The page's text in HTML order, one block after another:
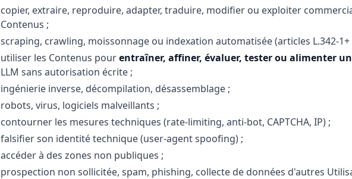
copier, extraire, reproduire, adapter, traduire, modifier ou exploiter
Contenus ;
scraping, crawling, moissonnage ou indexation automatisée (articles L.342-1+
utiliser les Contenus pourentraîner, affiner, évaluer, tester ou alimenter
LLM sans autorisation écrite ;
ingénierie inverse, décompilation, désassemblage ;
robots, virus, logiciels malveillants ;
contourner les mesures techniques (rate-limiting, anti-bot, CAPTCHA, IP) ;
falsifier son identité technique (user-agent spoofing) ;
accéder à des zones non publiques ;
prospection non sollicitée, spam, phishing, collecte de données d'autres